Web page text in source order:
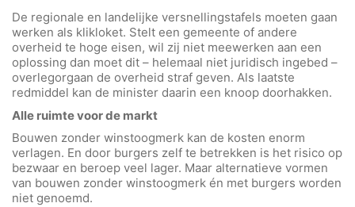
De regionale en landelijke versnellingstafels moeten gaan
werken als klikloket. Stelt een gemeente of andere
overheid te hoge eisen, wil zij niet meewerken aan een
oplossing dan moet dit – helemaal niet juridisch ingebed –
overlegorgaan de overheid straf geven. Als laatste
redmiddel kan de minister daarin een knoop doorhakken.
Alle ruimte voor de markt
Bouwen zonder winstoogmerk kan de kosten enorm
verlagen. En door burgers zelf te betrekken is het risico op
bezwaar en beroep veel lager. Maar alternatieve vormen
van bouwen zonder winstoogmerk én met burgers worden
niet genoemd.